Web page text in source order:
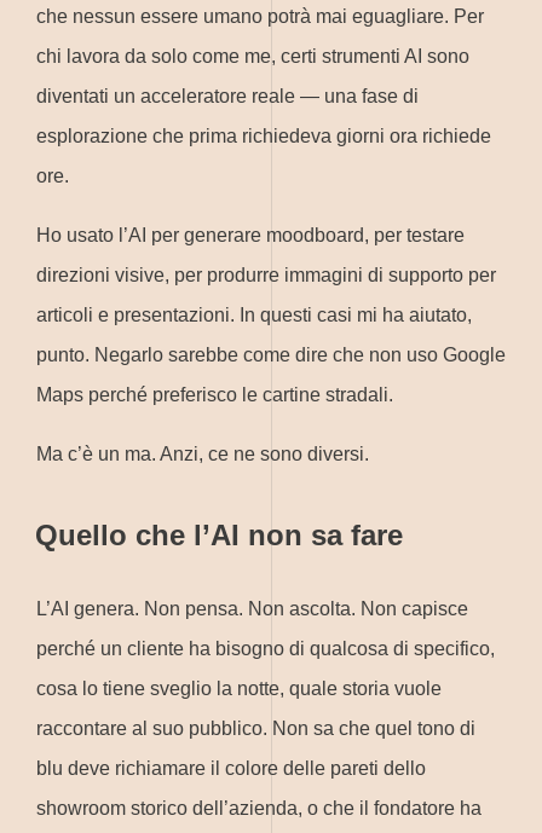
che nessun essere umano potrà mai eguagliare. Per
chi lavora da solo come me, certi strumenti AI sono
diventati un acceleratore reale — una fase di
esplorazione che prima richiedeva giorni ora richiede
ore.
Ho usato l’AI per generare moodboard, per testare
direzioni visive, per produrre immagini di supporto per
articoli e presentazioni. In questi casi mi ha aiutato,
punto. Negarlo sarebbe come dire che non uso Google
Maps perché preferisco le cartine stradali.
Ma c’è un ma. Anzi, ce ne sono diversi.
Quello che l’AI non sa fare
L’AI genera. Non pensa. Non ascolta. Non capisce
perché un cliente ha bisogno di qualcosa di specifico,
cosa lo tiene sveglio la notte, quale storia vuole
raccontare al suo pubblico. Non sa che quel tono di
blu deve richiamare il colore delle pareti dello
showroom storico dell’azienda, o che il fondatore ha